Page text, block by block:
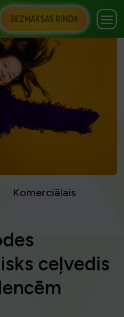
BEZMAKSAS RINDA
Komerciālais
ceļvedis